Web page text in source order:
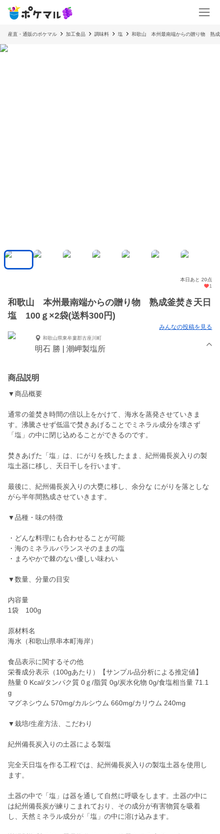
産直・通販のポケマル 加工食品 調味料 塩 和歌山 本州最南端からの贈り物 熟
本日あと 20点
1
和歌山 本州最南端からの贈り物 熟成釜焚き天日
塩 100ｇ×2袋(送料300円)
みんなの投稿を見る
和歌山県東牟婁郡古座川町
明石 勝 | 潮岬製塩所
商品説明
▼商品概要
通常の釜焚き時間の倍以上をかけて、海水を蒸発させていきま
す。沸騰させず低温で焚きあげることでミネラル成分を壊さず
「塩」の中に閉じ込めることができるのです。
焚きあげた「塩」は、にがりを残したまま、紀州備長炭入りの製
塩土器に移し、天日干しを行います。
最後に、紀州備長炭入りの大甕に移し、余分な にがりを落としな
がら半年間熟成させていきます。
▼品種・味の特徴
・どんな料理にも合わせることが可能
・海のミネラルバランスそのままの塩
・まろやかで棘のない優しい味わい
▼数量、分量の目安
内容量
1袋 100g
原材料名
海水（和歌山県串本町海岸）
食品表示に関するその他
栄養成分表示（100gあたり）【サンプル品分析による推定値】
熱量 0 Kcal/タンパク質 0ｇ/脂質 0g/炭水化物 0g/食塩相当量 71.1
g
マグネシウム 570mg/カルシウム 660mg/カリウム 240mg
▼栽培/生産方法、こだわり
紀州備長炭入りの土器による製塩
完全天日塩を作る工程では、紀州備長炭入りの製塩土器を使用し
ます。
土器の中で「塩」は器を通して自然に呼吸をします。土器の中に
は紀州備長炭が練りこまれており、その成分が有害物質を吸着
し、天然ミネラル成分が「塩」の中に溶け込みます。